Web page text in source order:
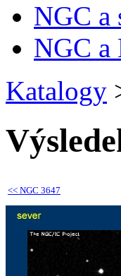
NGC a
NGC a
Katalogy
<< NGC 3647